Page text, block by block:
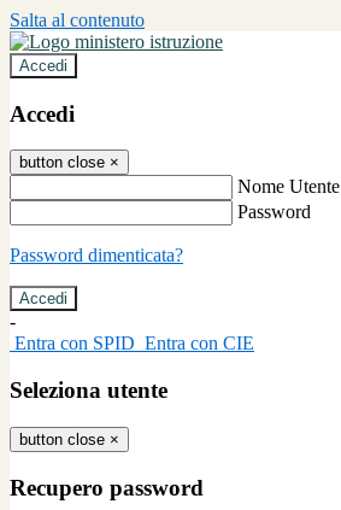
Salta al contenuto
Accedi
Accedi
button close ×
Nome Utente
Password
Password dimenticata?
-
Entra con SPID Entra con CIE
Seleziona utente
button close ×
Recupero password